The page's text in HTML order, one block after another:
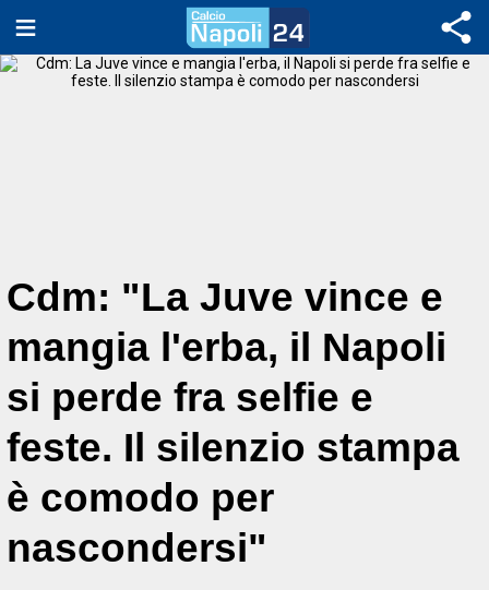
Cdm: "La Juve vince e
mangia l'erba, il Napoli
si perde fra selfie e
feste. Il silenzio stampa
è comodo per
nascondersi"